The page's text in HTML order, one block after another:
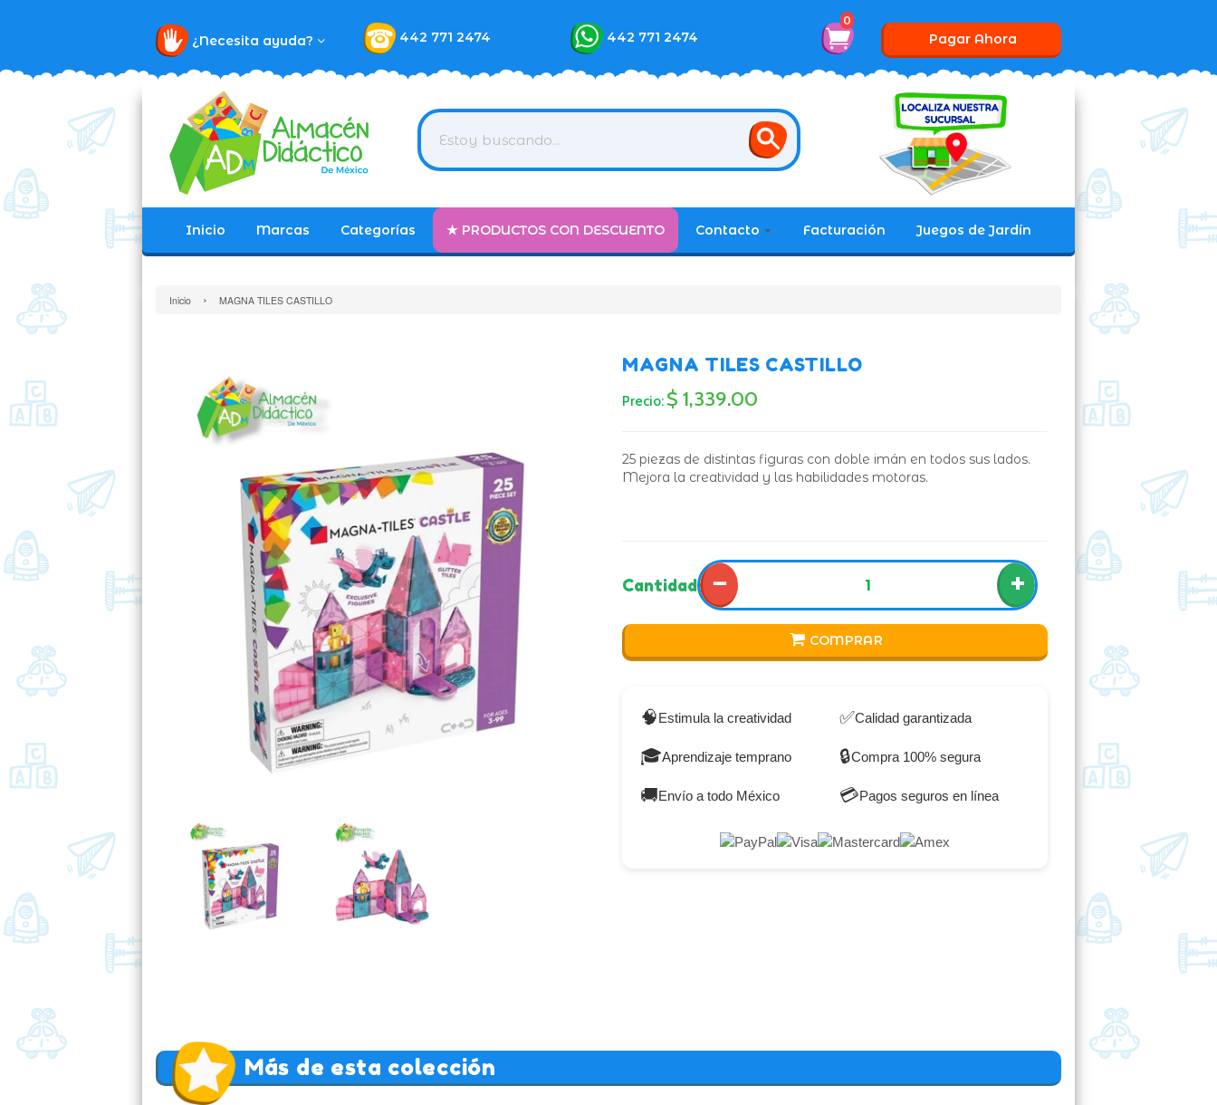
¿Necesita ayuda? 442 771 2474 442 771 2474
0
Pagar Ahora
Inicio Marcas Categorías ★ PRODUCTOS CON DESCUENTO Contacto Facturación Juegos de Jardín
Inicio › MAGNA TILES CASTILLO
MAGNA TILES CASTILLO
Precio: $ 1,339.00
25 piezas de distintas figuras con doble imán en todos sus lados.
Mejora la creatividad y las habilidades motoras.
Cantidad − +
COMPRAR
🧠Estimula la creatividad ✅Calidad garantizada
🎓Aprendizaje temprano 🔒Compra 100% segura
🚚Envío a todo México 💳Pagos seguros en línea
Más de esta colección